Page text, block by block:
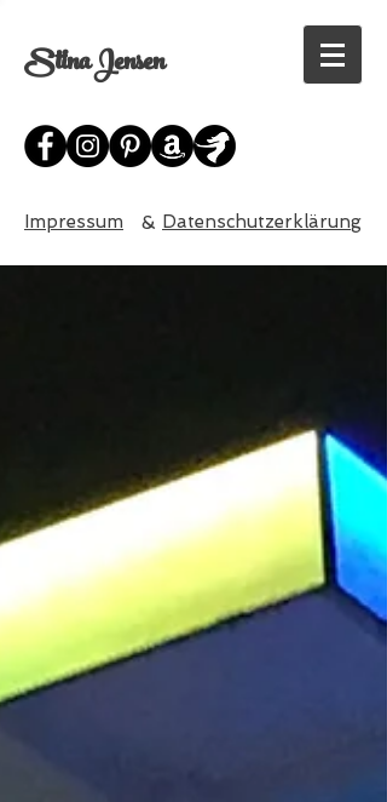
Stina Jensen
Impressum & Datenschutzerklärung